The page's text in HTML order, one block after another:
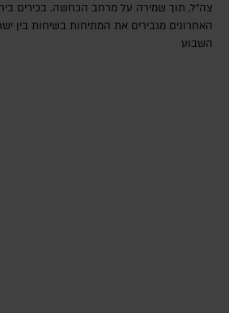
צה"ל, תוך שמירה על מרחב הכחשה. בכירים
האחרונים מגבירים את המתיחות בשיחות בין
השבוע